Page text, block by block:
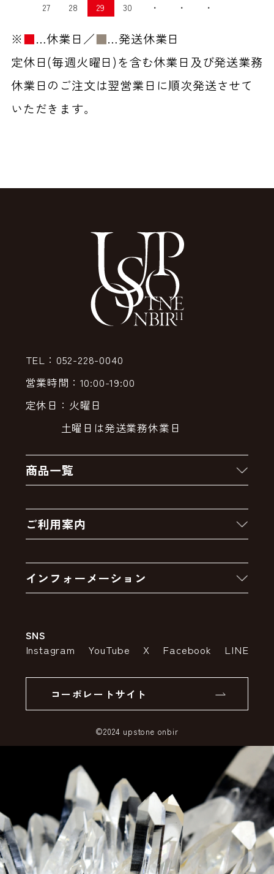
27
28 29 30 ・ ・ ・
※■…休業日／■…発送休業日
定休日(毎週火曜日)を含む休業日及び発送業務
休業日のご注文は翌営業日に順次発送させて
いただきます。
TEL：052-228-0040
営業時間：10:00-19:00
定休日：火曜日
土曜日は発送業務休業日
商品一覧
クーポン
卸販売・大量注文
アウトレットセール
ご利用案内
お支払いについて
インフォーメーション
特定商取引法の表示
SSLサーバー証明書とは
SNS
Instagram YouTube X Facebook LINE
コーポレートサイト
©2024 upstone onbir